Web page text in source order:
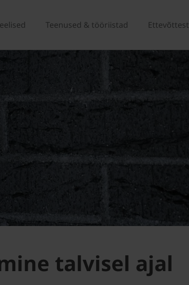
Teenused & tööriistad Ettevõttest
talvisel ajal